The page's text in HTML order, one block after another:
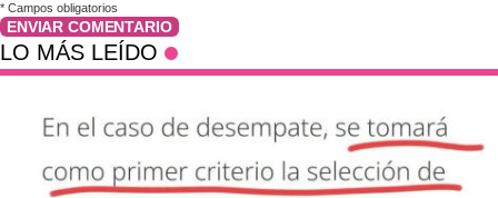
* Campos obligatorios
ENVIAR COMENTARIO
LO MÁS LEÍDO